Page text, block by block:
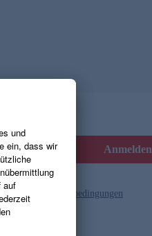
Anmelden
und die Gutscheinbedingungen